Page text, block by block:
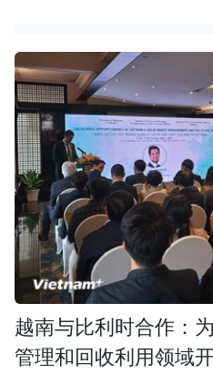
越南与比利时合作：
管理和回收利用领域